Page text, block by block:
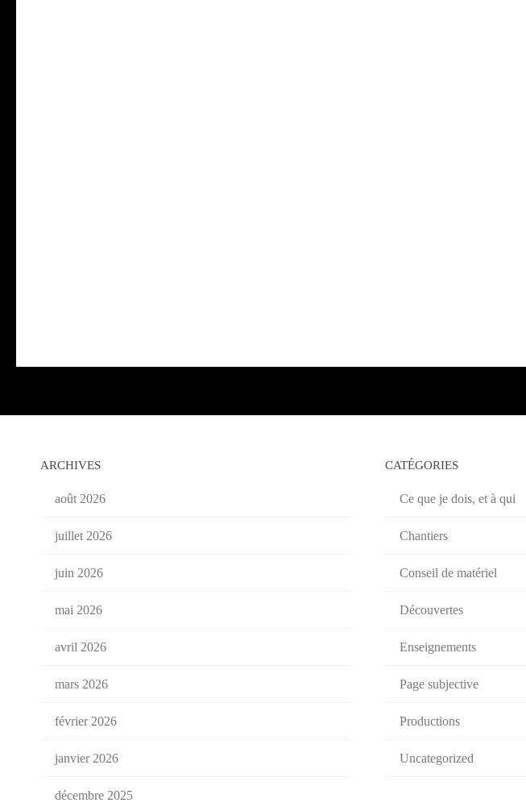
ARCHIVES
août 2026
juillet 2026
juin 2026
mai 2026
avril 2026
mars 2026
février 2026
janvier 2026
décembre 2025
CATÉGORIES
Ce que je dois, et à qui
Chantiers
Conseil de matériel
Découvertes
Enseignements
Page subjective
Productions
Uncategorized